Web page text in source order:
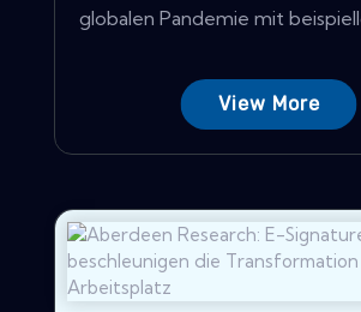
globalen Pandemie mit
View More